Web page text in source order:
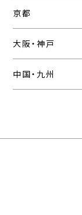
京都
大阪・神戸
中国・九州